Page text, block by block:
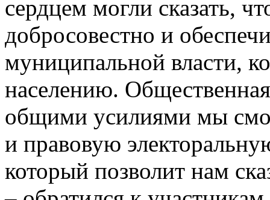
сердцем могли сказать,
добросовестно и
муниципальной власти,
населению.
общими усилиями мы
и правовую
который позволит нам